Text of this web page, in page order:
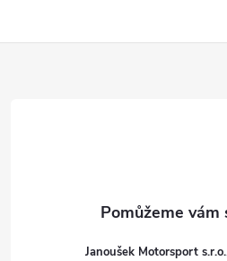
ý
Janoušek Motorsport s.r.o.